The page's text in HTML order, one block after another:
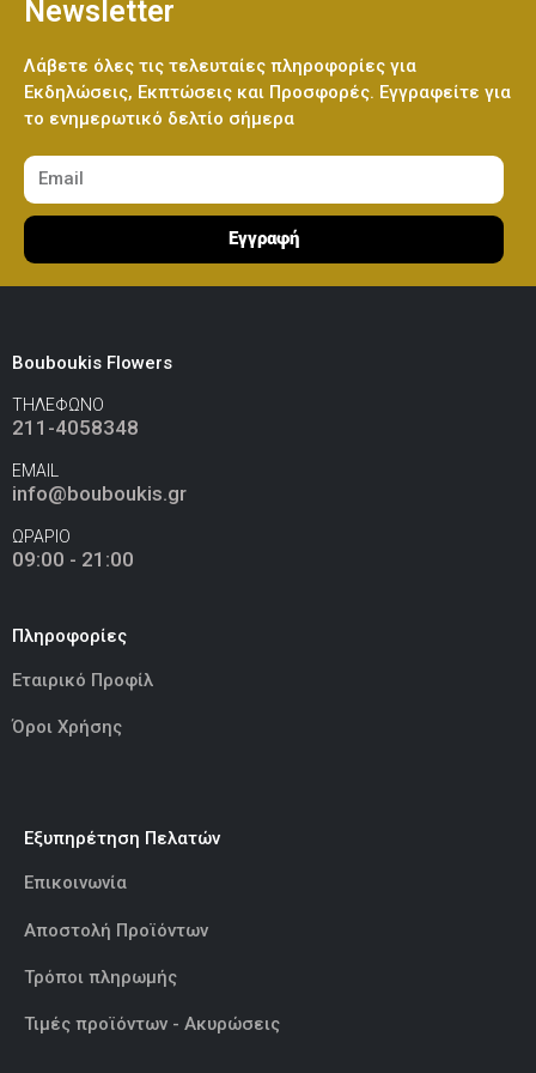
Ελεφαντάκι Γαλάζιο 50εκ
Λούτρινο Καφέ ή Λευκό 60-70εκ(€80.00)
Λούτρινο Γίγας 100-140εκ(€180.00)
Ελεφαντάκι Γαλάζιο 50εκ
Ελεφαντάκι Ροζ 50εκ
Καμηλοπάρδαλη 80εκ
Newsletter
Λάβετε όλες τις τελευταίες πληροφορίες για
Εκδηλώσεις, Εκπτώσεις και Προσφορές. Εγγραφείτε για
το ενημερωτικό δελτίο σήμερα
Εγγραφή
Bouboukis Flowers
ΤΗΛΕΦΩΝΟ
211-4058348
EMAIL
info@bouboukis.gr
ΩΡΑΡΙΟ
09:00 - 21:00
Πληροφορίες
Εταιρικό Προφίλ
Όροι Χρήσης
Εξυπηρέτηση Πελατών
Επικοινωνία
Αποστολή Προϊόντων
Τρόποι πληρωμής
Τιμές προϊόντων - Ακυρώσεις